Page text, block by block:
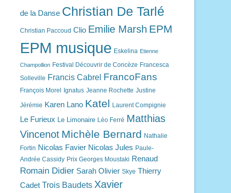
de la Danse Christian De Tarlé
Christian Paccoud Clio Emilie Marsh EPM
EPM musique Eskelina Etienne
Champollion Festival Découvrir de Concèze Francesca
Solleville Francis Cabrel FrancoFans
François Morel Ignatus Jeanne Rochette Justine
Jérémie Karen Lano Katel Laurent Compignie
Le Furieux Le Limonaire Léo Ferré Matthias
Vincenot Michèle Bernard Nathalie
Fortin Nicolas Favier Nicolas Jules Paule-
Andrée Cassidy Prix Georges Moustaki Renaud
Romain Didier Sarah Olivier Skye Thierry
Cadet Trois Baudets Xavier